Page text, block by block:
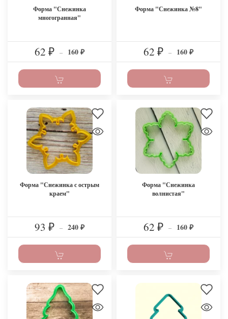
Форма "Снежинка
многогранная"
62 ₽ – 160 ₽
Форма "Снежинка №8"
62 ₽ – 160 ₽
Форма "Снежинка с острым
краем"
93 ₽ – 240 ₽
Форма "Снежинка
волнистая"
62 ₽ – 160 ₽